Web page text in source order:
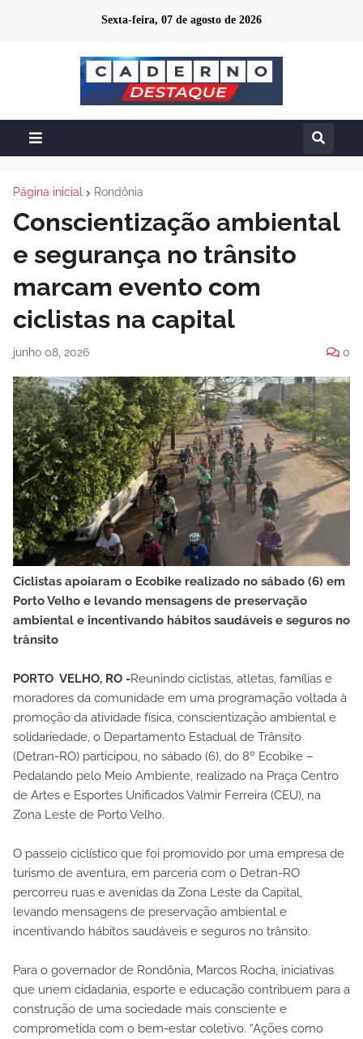
Sexta-feira, 07 de agosto de 2026
Página inicial Rondônia
Conscientização ambiental
e segurança no trânsito
marcam evento com
ciclistas na capital
junho 08, 2026 0
Ciclistas apoiaram o Ecobike realizado no sábado (6) em
Porto Velho e levando mensagens de preservação
ambiental e incentivando hábitos saudáveis e seguros no
trânsito
PORTO VELHO, RO -Reunindo ciclistas, atletas, famílias e
moradores da comunidade em uma programação voltada à
promoção da atividade física, conscientização ambiental e
solidariedade, o Departamento Estadual de Trânsito
(Detran-RO) participou, no sábado (6), do 8º Ecobike –
Pedalando pelo Meio Ambiente, realizado na Praça Centro
de Artes e Esportes Unificados Valmir Ferreira (CEU), na
Zona Leste de Porto Velho.
O passeio ciclístico que foi promovido por uma empresa de
turismo de aventura, em parceria com o Detran-RO
percorreu ruas e avenidas da Zona Leste da Capital,
levando mensagens de preservação ambiental e
incentivando hábitos saudáveis e seguros no trânsito.
Para o governador de Rondônia, Marcos Rocha, iniciativas
que unem cidadania, esporte e educação contribuem para a
construção de uma sociedade mais consciente e
comprometida com o bem-estar coletivo. “Ações como